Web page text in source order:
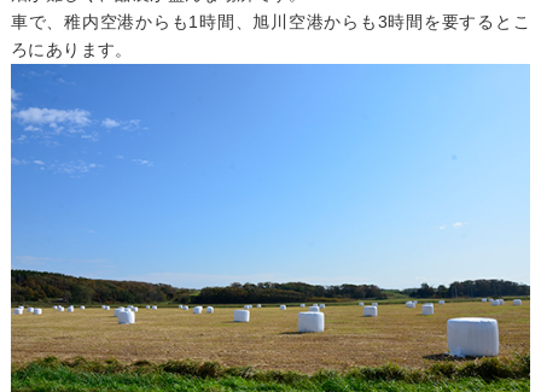
車で、稚内空港からも1時間、旭川空港からも3時間を要するとこ
ろにあります。